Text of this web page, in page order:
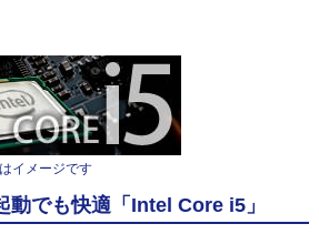
イメージです
動でも快適「Intel Core i5」